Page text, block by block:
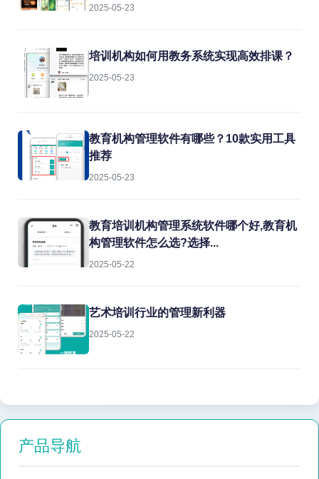
2025-05-23
培训机构如何用教务系统实现高效排课？
2025-05-23
教育机构管理软件有哪些？10款实用工具
推荐
2025-05-23
教育培训机构管理系统软件哪个好,教育机
构管理软件怎么选?选择...
2025-05-22
艺术培训行业的管理新利器
2025-05-22
产品导航